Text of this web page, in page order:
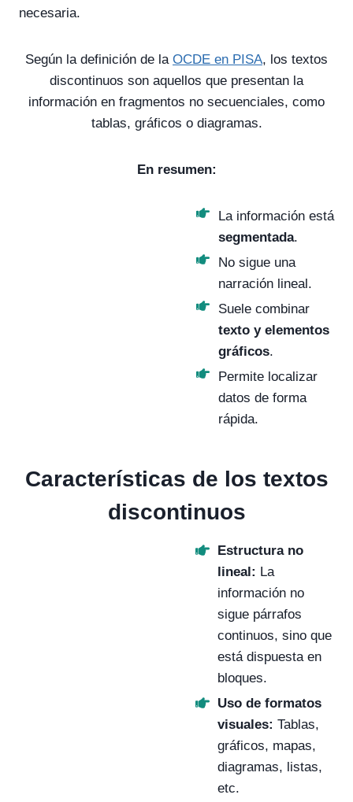
necesaria.
Según la definición de la OCDE en PISA, los textos
discontinuos son aquellos que presentan la
información en fragmentos no secuenciales, como
tablas, gráficos o diagramas.
En resumen:
La información está
segmentada.
No sigue una
narración lineal.
Suele combinar
texto y elementos
gráficos.
Permite localizar
datos de forma
rápida.
Características de los textos
discontinuos
Estructura no
lineal: La
información no
sigue párrafos
continuos, sino que
está dispuesta en
bloques.
Uso de formatos
visuales: Tablas,
gráficos, mapas,
diagramas, listas,
etc.